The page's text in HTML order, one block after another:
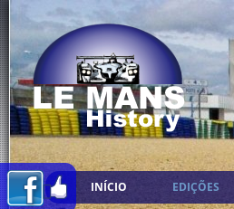
INÍCIO EDIÇÕES